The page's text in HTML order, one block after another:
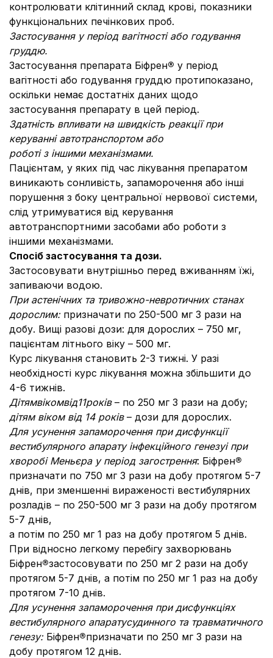
контролювати клітинний склад крові, показники
функціональних печінкових проб.
Застосування у період вагітності або годування
груддю.
Застосування препарата Біфрен® у період
вагітності або годування груддю протипоказано,
оскільки немає достатніх даних щодо
застосування препарату в цей період.
Здатність впливати на швидкість реакції при
керуванні автотранспортом або
роботі з іншими механізмами.
Пацієнтам, у яких під час лікування препаратом
виникають сонливість, запаморочення або інші
порушення з боку центральної нервової системи,
слід утримуватися від керування
автотранспортними засобами або роботи з
іншими механізмами.
Спосіб застосування та дози.
Застосовувати внутрішньо перед вживанням їжі,
запиваючи водою.
При астенічних та тривожно-невротичних станах
дорослим: призначати по 250-500 мг 3 рази на
добу. Вищі разові дози: для дорослих – 750 мг,
пацієнтам літнього віку – 500 мг.
Курс лікування становить 2-3 тижні. У разі
необхідності курс лікування можна збільшити до
4-6 тижнів.
Дітямвікомвід11років– по 250 мг 3 рази на добу;
дітям віком від 14 років– дози для дорослих.
Для усунення запаморочення при дисфункції
вестибулярного апарату інфекційного генезуі при
хворобі Меньєра у період загострення: Біфрен®
призначати по 750 мг 3 рази на добу протягом 5-7
днів, при зменшенні вираженості вестибулярних
розладів – по 250-500 мг 3 рази на добу протягом
5-7 днів,
а потім по 250 мг 1 раз на добу протягом 5 днів.
При відносно легкому перебігу захворювань
Біфрен®застосовувати по 250 мг 2 рази на добу
протягом 5-7 днів, а потім по 250 мг 1 раз на добу
протягом 7-10 днів.
Для усунення запаморочення при дисфункціях
вестибулярного апаратусудинного та травматичного
генезу: Біфрен®призначати по 250 мг 3 рази на
добу протягом 12 днів.